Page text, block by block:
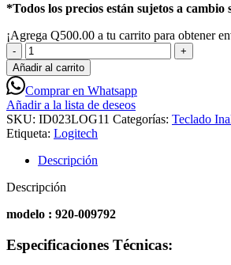
*Todos los precios están sujetos a
¡Agrega Q500.00 a tu carrito para obtener
Logitech
MK295
Combo
de
Teclado
y
Mouse
en
-
-
cantidad
Añadir al carrito
Comprar en Whatsapp
Añadir a la lista de deseos
SKU: ID023LOG11 Categorías: Teclado
Etiqueta: Logitech
Descripción
Descripción
modelo : 920-009792
Especificaciones Técnicas: